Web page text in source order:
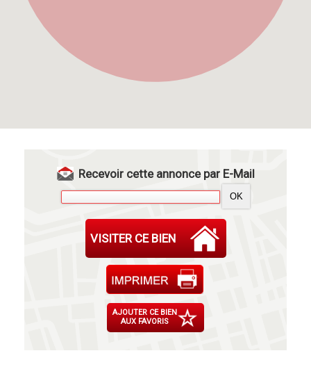
Recevoir cette annonce par E-Mail
VISITER CE BIEN
AJOUTER CE BIEN
AUX FAVORIS